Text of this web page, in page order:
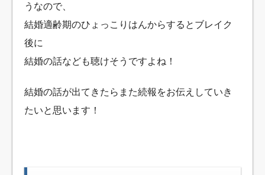
うなので、
結婚適齢期のひょっこりはんからするとブレイク
後に
結婚の話なども聴けそうですよね！
結婚の話が出てきたらまた続報をお伝えしていき
たいと思います！